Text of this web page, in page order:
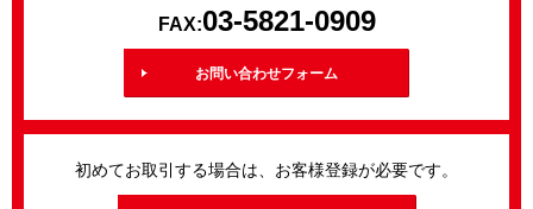
FAX:03-5821-0909
お問い合わせフォーム
初めてお取引する場合は、お客様登録が必要です。